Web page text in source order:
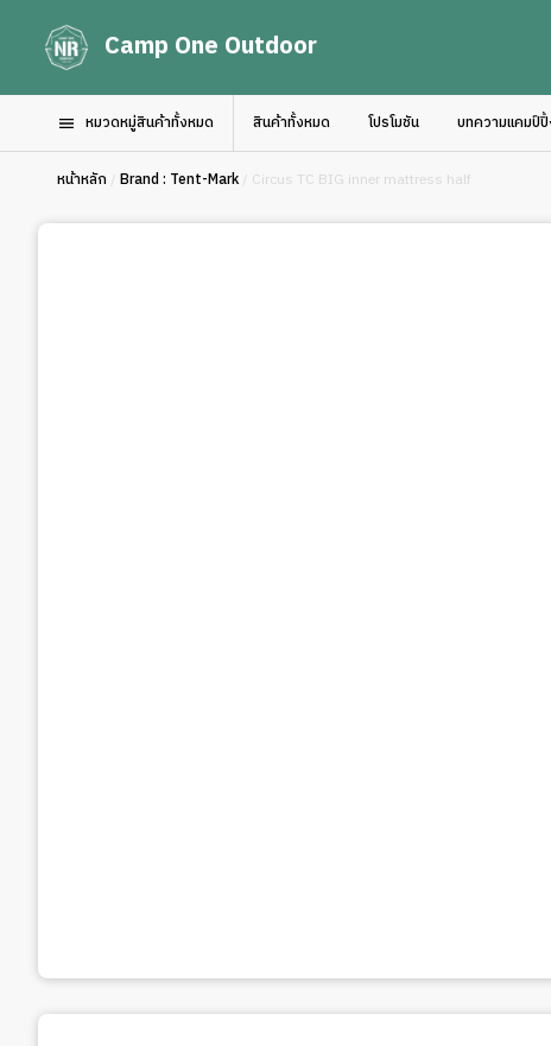
Camp One Outdoor
หมวดหมู่สินค้าทั้งหมด สินค้าทั้งหมด โปรโมชัน บทความแคมป์
หน้าหลัก / Brand : Tent-Mark / Circus TC BIG inner mattress half